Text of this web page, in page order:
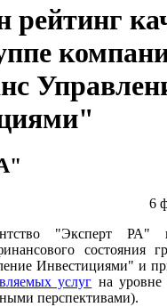
рейтинг
6
"Эксперт РА"
состояния
Инвестициями" и
услуг на
перспективами).